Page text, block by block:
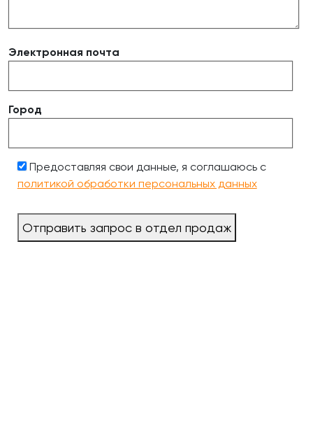
Электронная почта
Город
Предоставляя свои данные, я соглашаюсь с
политикой обработки персональных данных
Отправить запрос в отдел продаж